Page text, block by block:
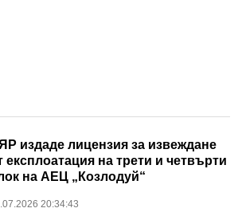
издаде лицензия за извеждане
експлоатация на трети и четвърти
на АЕЦ „Козлодуй“
20:34:43